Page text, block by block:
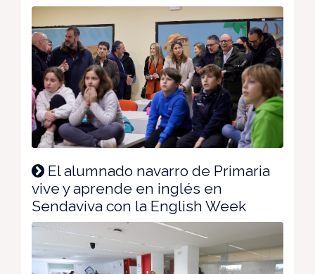
El alumnado navarro de Primaria
vive y aprende en inglés en
Sendaviva con la English Week